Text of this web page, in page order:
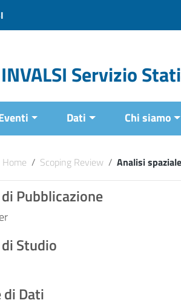
INVALSI Servizio
Dati Chi siamo
Home / Scoping Review / Analisi
Pubblicazione
Studio
di Dati